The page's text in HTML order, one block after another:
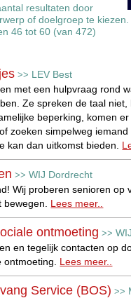
resultaten door
of doelgroep te kiezen.
46 tot 60 (van 472)
>> LEV Best
met een hulpvraag rond
Ze spreken de taal niet,
beperking, komen
zoeken simpelweg
kan dan uitkomst bieden.
>>WIJ Dordrecht
Wij proberen senioren op
Lees meer..
ontmoeting >>
en tegelijk contacten op
ontmoeting. Lees meer..
Service (BOS) >>